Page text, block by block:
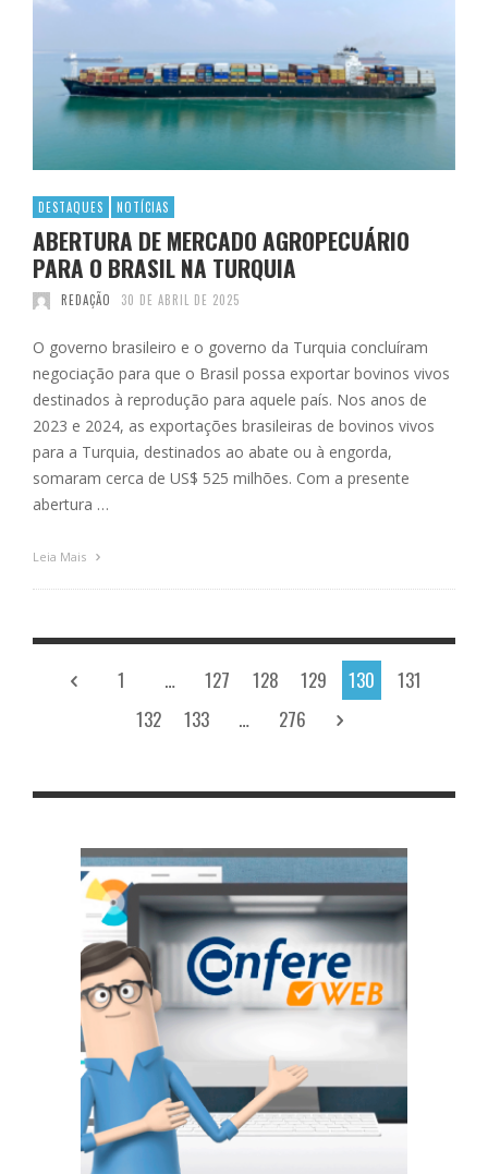
DESTAQUES NOTÍCIAS
ABERTURA DE MERCADO AGROPECUÁRIO
PARA O BRASIL NA TURQUIA
REDAÇÃO 30 DE ABRIL DE 2025
O governo brasileiro e o governo da Turquia concluíram
negociação para que o Brasil possa exportar bovinos vivos
destinados à reprodução para aquele país. Nos anos de
2023 e 2024, as exportações brasileiras de bovinos vivos
para a Turquia, destinados ao abate ou à engorda,
somaram cerca de US$ 525 milhões. Com a presente
abertura …
Leia Mais
1 … 127 128 129 130
131
132
133 … 276